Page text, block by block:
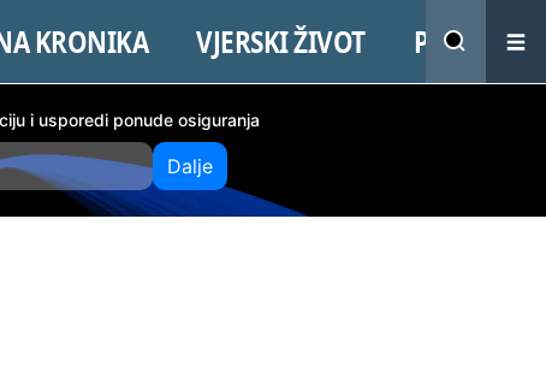
KRONIKA VJERSKI ŽIVOT PROMO
i usporedi ponude osiguranja
Dalje